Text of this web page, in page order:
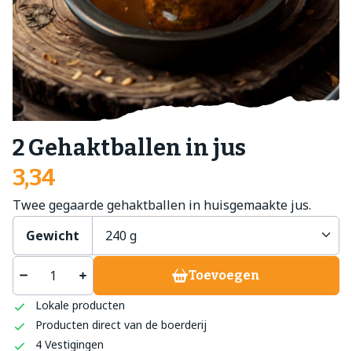
2 Gehaktballen in jus
3,34
Twee gegaarde gehaktballen in huisgemaakte jus.
Gewicht
Toevoegen
Lokale producten
Producten direct van de boerderij
4 Vestigingen